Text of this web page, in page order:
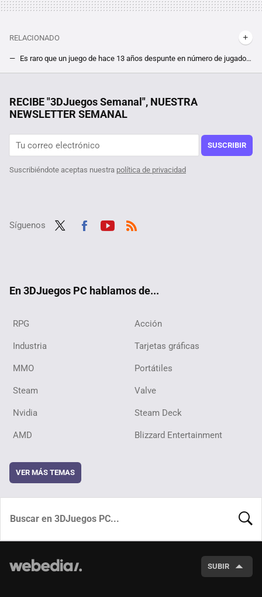
RELACIONADO
Es raro que un juego de hace 13 años despunte en número de jugadores, pero el potente lanzamiento en Steam de Space Marine 2 revive a su precuela
Querían superar Halo 3 de la forma más difícil posible, y lo consiguieron logrando además un récord que se antoja imposible hasta para los más hábiles
RECIBE "3DJuegos Semanal", NUESTRA
NEWSLETTER SEMANAL
SUSCRIBIR
Suscribiéndote aceptas nuestra política de privacidad
Síguenos
En 3DJuegos PC hablamos de...
RPG Acción
Industria Tarjetas gráficas
MMO Portátiles
Steam Valve
Nvidia Steam Deck
AMD Blizzard Entertainment
VER MÁS TEMAS
SUBIR